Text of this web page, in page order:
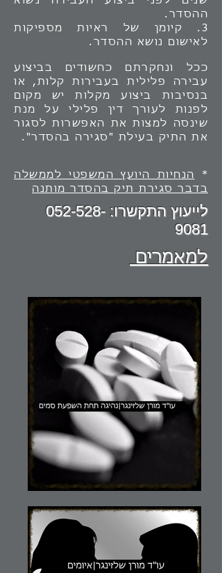
ההסדר.
3.
קיומן של ראיות מספיקות
לאישום נושא ההסדר.
ככל ונחקרתם כחשודים בביצוע
עבירה פלילית בעבירות קלות, או
בנסיבות ביצוע מקלות יש מקום
לפנות לעורך דין פלילי על מנת
שינסה למצות את האפשרות לסגור
את התיק בעילת "סגירה בהסדר".
* הנחיות היועץ המשפטי לממשלה
בדבר סגירת תיק בהסדר מותנה
לייעוץ התקשרו:052-528-
9081
למאמרים